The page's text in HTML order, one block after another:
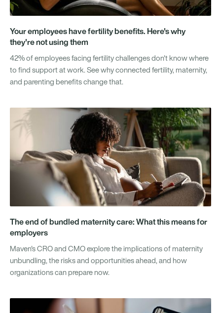
Your employees have fertility benefits. Here's why
they're not using them
42% of employees facing fertility challenges don't know where
to find support at work. See why connected fertility, maternity,
and parenting benefits change that.
The end of bundled maternity care: What this means for
employers
Maven's CRO and CMO explore the implications of maternity
unbundling, the risks and opportunities ahead, and how
organizations can prepare now.